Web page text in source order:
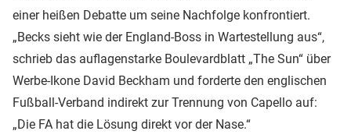
einer heißen Debatte um seine Nachfolge konfrontiert.
„Becks sieht wie der England-Boss in Wartestellung aus“,
schrieb das auflagenstarke Boulevardblatt „The Sun“ über
Werbe-Ikone David Beckham und forderte den englischen
Fußball-Verband indirekt zur Trennung von Capello auf:
„Die FA hat die Lösung direkt vor der Nase.“